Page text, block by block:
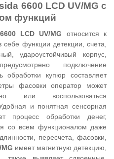
6600 LCD UV/MG с
функций
LCD UV/MG относится к
функции детекции, счета,
удароустойчивый корпус,
подключение
обработки купюр составляет
фасовки оператор может
или воспользоваться
и понятная сенсорная
процесс обработки денег,
со всем функционалом даже
пересчета, фасовки,
имеет магнитную детекцию,